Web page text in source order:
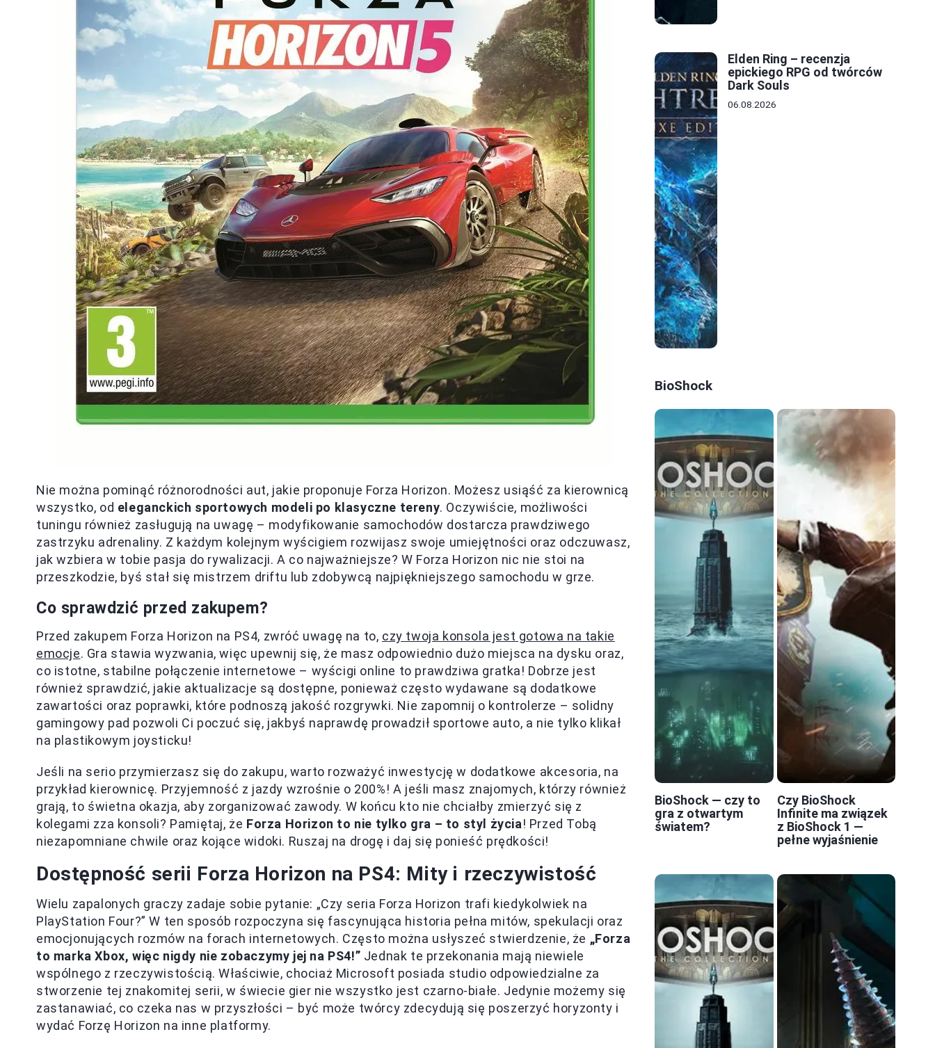
Nie można pominąć różnorodności aut, jakie proponuje Forza Horizon. Możesz usiąść za kierownicą
wszystko, od eleganckich sportowych modeli po klasyczne tereny. Oczywiście, możliwości
tuningu również zasługują na uwagę – modyfikowanie samochodów dostarcza prawdziwego
zastrzyku adrenaliny. Z każdym kolejnym wyścigiem rozwijasz swoje umiejętności oraz odczuwasz,
jak wzbiera w tobie pasja do rywalizacji. A co najważniejsze? W Forza Horizon nic nie stoi na
przeszkodzie, byś stał się mistrzem driftu lub zdobywcą najpiękniejszego samochodu w grze.
Co sprawdzić przed zakupem?
Przed zakupem Forza Horizon na PS4, zwróć uwagę na to, czy twoja konsola jest gotowa na takie
emocje. Gra stawia wyzwania, więc upewnij się, że masz odpowiednio dużo miejsca na dysku oraz,
co istotne, stabilne połączenie internetowe – wyścigi online to prawdziwa gratka! Dobrze jest
również sprawdzić, jakie aktualizacje są dostępne, ponieważ często wydawane są dodatkowe
zawartości oraz poprawki, które podnoszą jakość rozgrywki. Nie zapomnij o kontrolerze – solidny
gamingowy pad pozwoli Ci poczuć się, jakbyś naprawdę prowadził sportowe auto, a nie tylko klikał
na plastikowym joysticku!
Jeśli na serio przymierzasz się do zakupu, warto rozważyć inwestycję w dodatkowe akcesoria, na
przykład kierownicę. Przyjemność z jazdy wzrośnie o 200%! A jeśli masz znajomych, którzy również
grają, to świetna okazja, aby zorganizować zawody. W końcu kto nie chciałby zmierzyć się z
kolegami zza konsoli? Pamiętaj, że Forza Horizon to nie tylko gra – to styl życia! Przed Tobą
niezapomniane chwile oraz kojące widoki. Ruszaj na drogę i daj się ponieść prędkości!
Dostępność serii Forza Horizon na PS4: Mity i rzeczywistość
Wielu zapalonych graczy zadaje sobie pytanie: „Czy seria Forza Horizon trafi kiedykolwiek na
PlayStation Four?” W ten sposób rozpoczyna się fascynująca historia pełna mitów, spekulacji oraz
emocjonujących rozmów na forach internetowych. Często można usłyszeć stwierdzenie, że „Forza
to marka Xbox, więc nigdy nie zobaczymy jej na PS4!” Jednak te przekonania mają niewiele
wspólnego z rzeczywistością. Właściwie, chociaż Microsoft posiada studio odpowiedzialne za
stworzenie tej znakomitej serii, w świecie gier nie wszystko jest czarno-białe. Jedynie możemy się
zastanawiać, co czeka nas w przyszłości – być może twórcy zdecydują się poszerzyć horyzonty i
wydać Forzę Horizon na inne platformy.
Elden Ring – recenzja
epickiego RPG od twórców
Dark Souls
06.08.2026
BioShock
BioShock — czy to
gra z otwartym
światem?
Czy BioShock
Infinite ma związek
z BioShock 1 —
pełne wyjaśnienie